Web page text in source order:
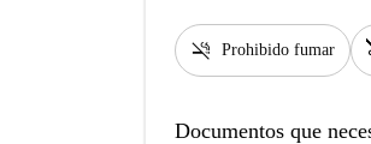
smoke_free Prohibido fumar
Documentos que